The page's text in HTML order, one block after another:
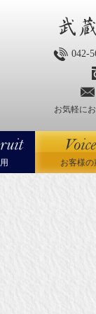
042-
お気軽に
お客様の